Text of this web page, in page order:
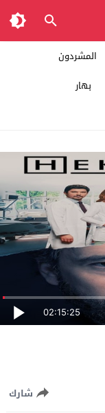
المشردون
بهار
02:15:25
شارك